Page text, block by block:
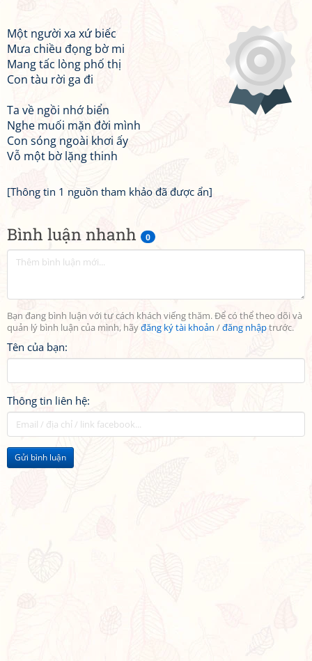
Bình luận nhanh 0
Bạn đang bình luận với tư cách khách viếng thăm. Để có thể theo dõi và
quản lý bình luận của mình, hãyđăng ký tài khoản /đăng nhậptrước.
Tên của bạn:
Thông tin liên hệ:
Gửi bình luận
Một người xa xứ biếc
Mưa chiều đọng bờ mi
Mang tấc lòng phố thị
Con tàu rời ga đi
Ta về ngồi nhớ biển
Nghe muối mặn đời mình
Con sóng ngoài khơi ấy
Vỗ một bờ lặng thinh
[Thông tin 1 nguồn tham khảo đã được ẩn]